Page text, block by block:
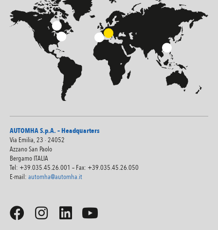
AUTOMHA S.p.A. – Headquarters
Via Emilia, 23 · 24052
Azzano San Paolo
Bergamo ITALIA
Tel: +39.035.45.26.001 – Fax: +39.035.45.26.050
E-mail: automha@automha.it